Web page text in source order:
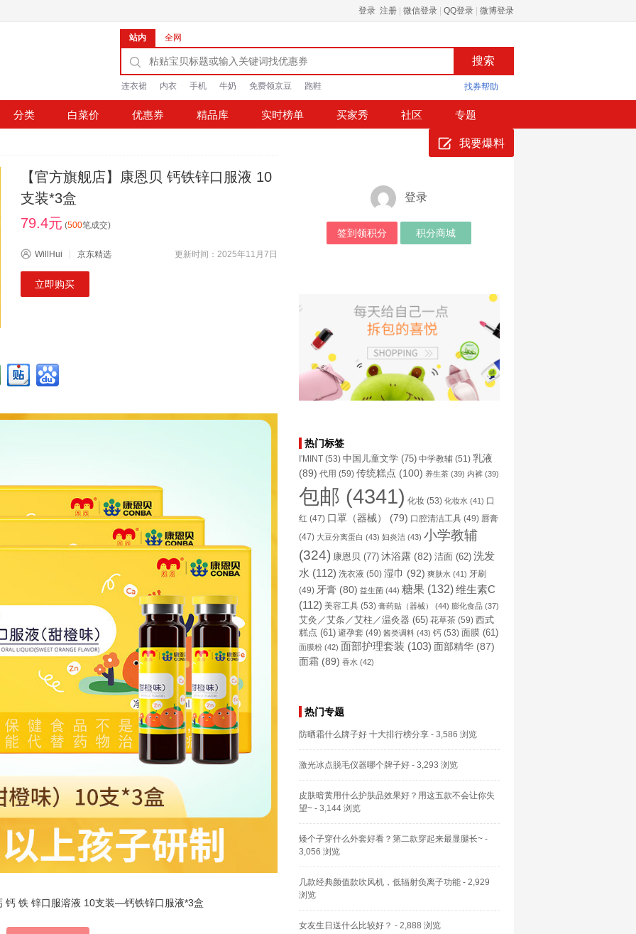
登录 注册 微信登录 QQ登录 微博登录
站内 全网
连衣裙 内衣 手机 牛奶 免费领京豆 跑鞋 找券帮助
分类 白菜价 优惠券 精品库 实时榜单 买家秀 社区 专题
我要爆料
【官方旗舰店】康恩贝 钙铁锌口服液 10
支装*3盒
79.4元 (500笔成交)
WillHui 京东精选 更新时间：2025年11月7日
立即购买
钙 铁 锌口服溶液 10支装—钙铁锌口服液*3盒
登录
签到领积分 积分商城
热门标签
I'MINT(53) 中国儿童文学(75) 中学教辅(51) 乳液
(89) 代用 (59) 传统糕点 (100) 养生茶(39) 内裤(39)
包邮 (4341) 化妆(53) 化妆水 (41) 口
红 (47) 口罩（器械） (79) 口腔清洁工具(49) 唇膏
(47) 大豆分离蛋白 (43) 妇炎洁(43) 小学教辅
(324) 康恩贝 (77) 沐浴露(82) 洁面 (62) 洗发
水 (112) 洗衣液 (50) 湿巾 (92) 爽肤水 (41) 牙刷
(49) 牙膏(80) 益生菌(44) 糖果(132)维生素C
(112) 美容工具(53) 膏药贴（器械） (44) 膨化食品(37)
艾灸／艾条／艾柱／温灸器 (65) 花草茶(59) 西式
糕点 (61) 避孕套 (49) 酱类调料(43) 钙(53) 面膜 (61)
面膜粉(42) 面部护理套装 (103) 面部精华(87)
面霜(89) 香水 (42)
热门专题
防晒霜什么牌子好 十大排行榜分享- 3,586 浏览
激光冰点脱毛仪器哪个牌子好- 3,293 浏览
皮肤暗黄用什么护肤品效果好？用这五款不会让你失
望~- 3,144 浏览
矮个子穿什么外套好看？第二款穿起来最显腿长~-
3,056 浏览
几款经典颜值款吹风机，低辐射负离子功能- 2,929
浏览
女友生日送什么比较好？ - 2,888 浏览